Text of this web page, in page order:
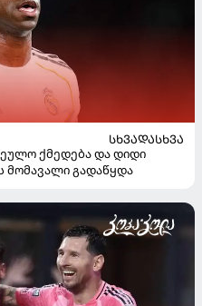
ᲡᲮᲕᲐᲓᲐᲡᲮᲕᲐ
ქმედება და დიდი
მომავალი გადაწყდა